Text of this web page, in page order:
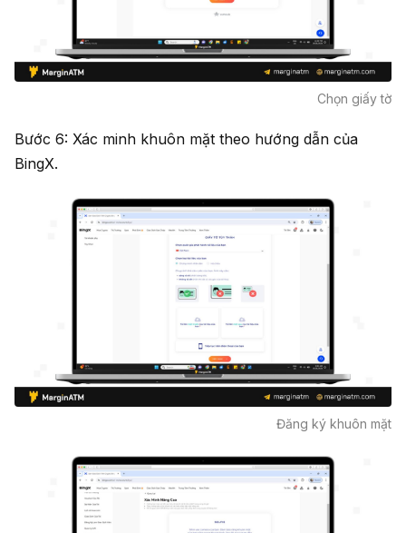
Chọn giấy tờ
Bước 6: Xác minh khuôn mặt theo hướng dẫn của
BingX.
Đăng ký khuôn mặt